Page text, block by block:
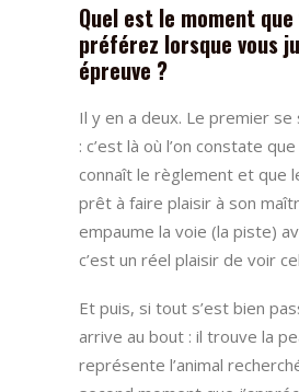
Quel est le moment que
préférez lorsque vous
épreuve ?
Il y en a deux. Le premier
: c’est là où l’on constate
connaît le règlement et que
prêt à faire plaisir à son
empaume la voie (la piste)
c’est un réel plaisir de voir
Et puis, si tout s’est bien
arrive au bout : il trouve la
représente l’animal